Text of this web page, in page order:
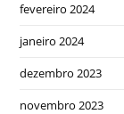
fevereiro 2024
janeiro 2024
dezembro 2023
novembro 2023